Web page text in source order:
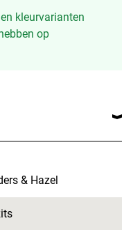
kleurvarianten
op
& Hazel